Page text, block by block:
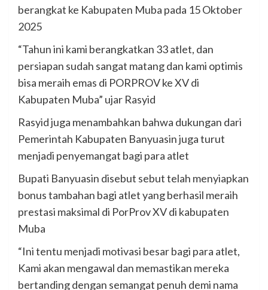
berangkat ke Kabupaten Muba pada 15 Oktober
2025
“Tahun ini kami berangkatkan 33 atlet, dan
persiapan sudah sangat matang dan kami optimis
bisa meraih emas di PORPROV ke XV di
Kabupaten Muba” ujar Rasyid
Rasyid juga menambahkan bahwa dukungan dari
Pemerintah Kabupaten Banyuasin juga turut
menjadi penyemangat bagi para atlet
Bupati Banyuasin disebut sebut telah menyiapkan
bonus tambahan bagi atlet yang berhasil meraih
prestasi maksimal di PorProv XV di kabupaten
Muba
“Ini tentu menjadi motivasi besar bagi para atlet,
Kami akan mengawal dan memastikan mereka
bertanding dengan semangat penuh demi nama